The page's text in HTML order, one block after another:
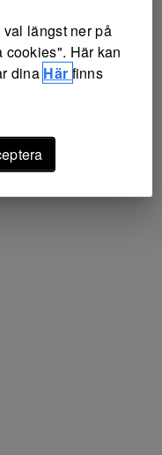
längst ner på
Här kan
dina Här finns